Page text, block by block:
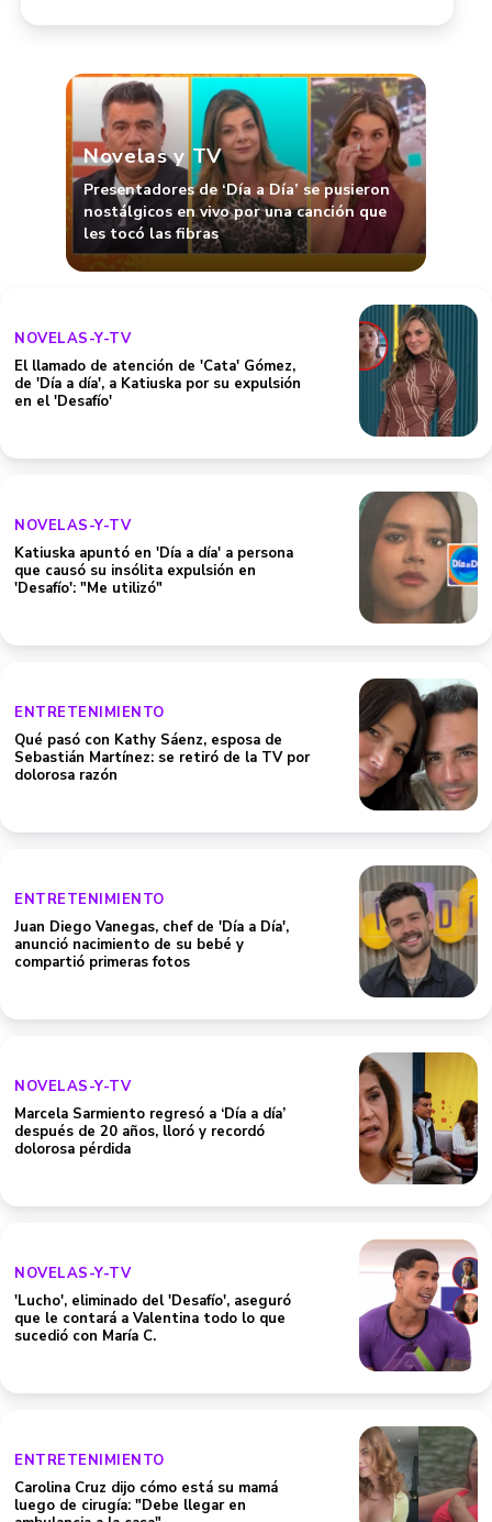
Novelas y TV
Presentadores de ‘Día a Día’ se pusieron
nostálgicos en vivo por una canción que
les tocó las fibras
NOVELAS-Y-TV
El llamado de atención de 'Cata' Gómez,
de 'Día a día', a Katiuska por su expulsión
en el 'Desafío'
NOVELAS-Y-TV
Katiuska apuntó en 'Día a día' a persona
que causó su insólita expulsión en
'Desafío': "Me utilizó"
ENTRETENIMIENTO
Qué pasó con Kathy Sáenz, esposa de
Sebastián Martínez: se retiró de la TV por
dolorosa razón
ENTRETENIMIENTO
Juan Diego Vanegas, chef de 'Día a Día',
anunció nacimiento de su bebé y
compartió primeras fotos
NOVELAS-Y-TV
Marcela Sarmiento regresó a ‘Día a día’
después de 20 años, lloró y recordó
dolorosa pérdida
NOVELAS-Y-TV
'Lucho', eliminado del 'Desafío', aseguró
que le contará a Valentina todo lo que
sucedió con María C.
ENTRETENIMIENTO
Carolina Cruz dijo cómo está su mamá
luego de cirugía: "Debe llegar en